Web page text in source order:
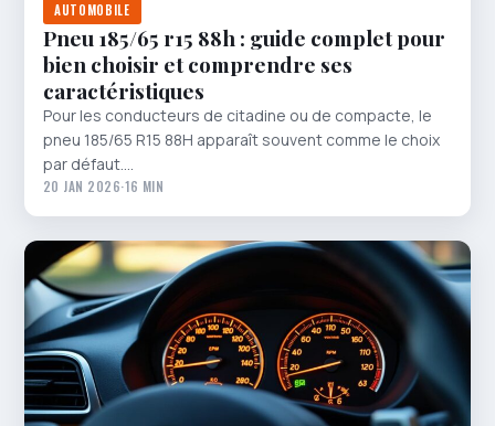
AUTOMOBILE
Pneu 185/65 r15 88h : guide complet pour
bien choisir et comprendre ses
caractéristiques
Pour les conducteurs de citadine ou de compacte, le
pneu 185/65 R15 88H apparaît souvent comme le choix
par défaut.…
20 JAN 2026·16 MIN